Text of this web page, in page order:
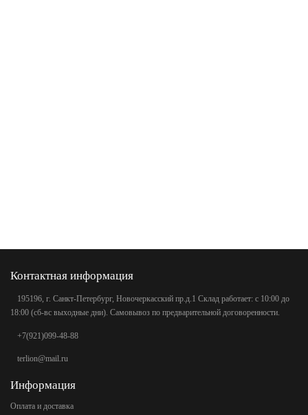
Контактная информация
195196, г. Санкт-Петербург, Новочеркасский пр.д.1 Склад работает: с 10:00 до
18:00 (сб-вс выходные дни). Самовывоз по предварительной договоренности.
+7(921)099-48-88
terlion@mail.ru
Информация
Оплата и доставка